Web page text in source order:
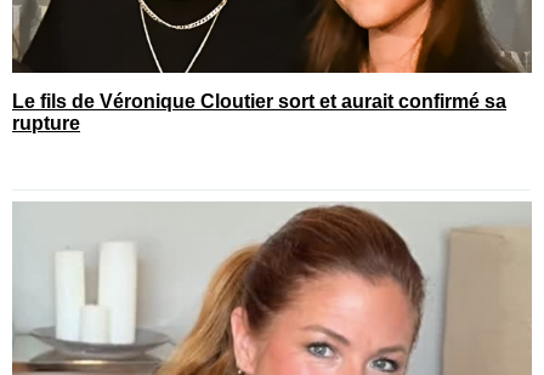
Le fils de Véronique Cloutier sort et aurait confirmé sa
rupture